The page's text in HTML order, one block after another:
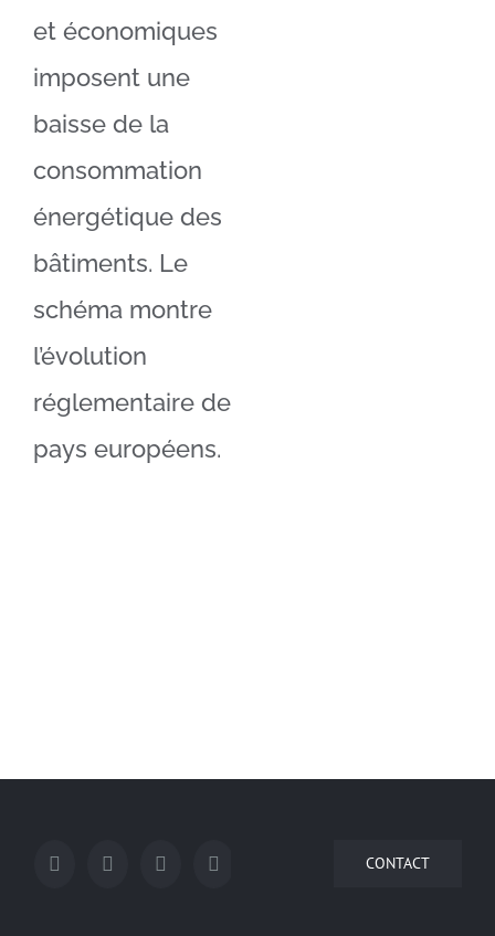
et économiques
imposent une
baisse de la
consommation
énergétique des
bâtiments. Le
schéma montre
l’évolution
réglementaire de
pays européens.
CONTACT